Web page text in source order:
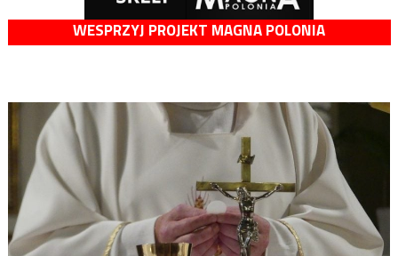
WESPRZYJ PROJEKT MAGNA POLONIA